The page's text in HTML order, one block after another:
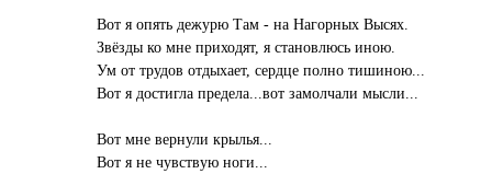
Вот я опять дежурю Там - на Нагорных Высях.
Звёзды ко мне приходят, я становлюсь иною.
Ум от трудов отдыхает, сердце полно тишиною...
Вот я достигла предела...вот замолчали мысли...
Вот мне вернули крылья...
Вот я не чувствую ноги...